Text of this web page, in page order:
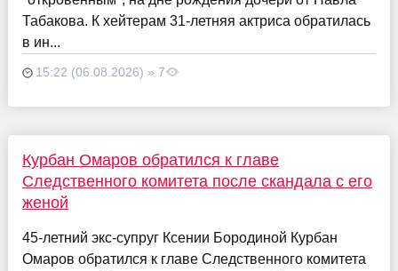
Табакова. К хейтерам 31-летняя актриса обратилась
в ин...
15:22 (06.08.2026) » 7
Курбан Омаров обратился к главе
Следственного комитета после скандала с его
женой
45-летний экс-супруг Ксении Бородиной Курбан
Омаров обратился к главе Следственного комитета